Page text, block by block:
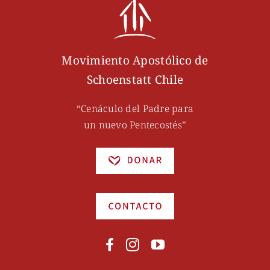
Movimiento Apostólico de
Schoenstatt Chile
“Cenáculo del Padre para
un nuevo Pentecostés”